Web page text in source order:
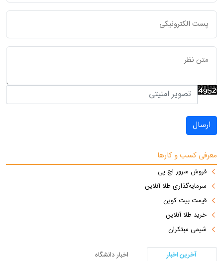
ارسال
معرفی کسب و کارها
فروش سرور اچ پی
سرمایه‌گذاری طلا آنلاین
قیمت بیت کوین
خرید طلا آنلاین
شیمی مبتکران
آخرین اخبار
اخبار دانشگاه